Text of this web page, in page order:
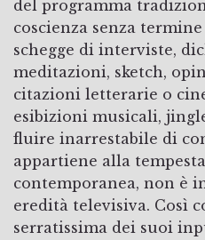
del programma
coscienza senza
schegge di interviste,
meditazioni, sketch,
citazioni letterarie o
esibizioni musicali,
fluire inarrestabile di
appartiene alla
contemporanea, non è
eredità televisiva. Così
serratissima dei suoi